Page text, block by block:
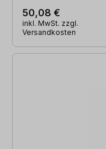
50,08 €
inkl. MwSt. zzgl.
Versandkosten